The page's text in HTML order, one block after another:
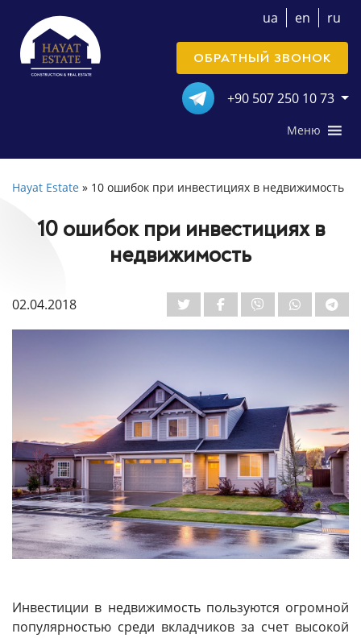
ua en ru
+90 507 250 10 73
ОБРАТНЫЙ ЗВОНОК
Меню
Hayat Estate » 10 ошибок при инвестициях в недвижимость
10 ошибок при инвестициях в
недвижимость
02.04.2018
Инвестиции в недвижимость пользуются огромной
популярностью среди вкладчиков за счет высокой